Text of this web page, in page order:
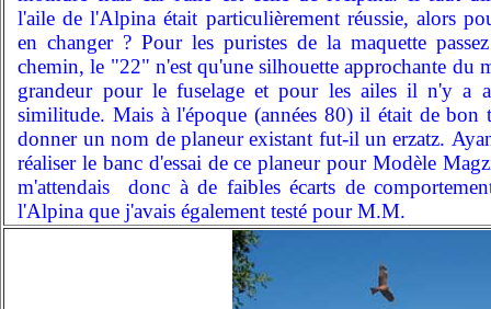
l'aile de l'Alpina était particulièrement réussie, alors
en changer ? Pour les puristes de la maquette
chemin, le "22" n'est qu'une silhouette approchante du
grandeur pour le fuselage et pour les ailes il n'y a
similitude. Mais à l'époque (années 80) il était de bon
donner un nom de planeur existant fut-il un erzatz.
réaliser le banc d'essai de ce planeur pour Modèle
m'attendais donc à de faibles écarts de
l'Alpina que j'avais également testé pour M.M.